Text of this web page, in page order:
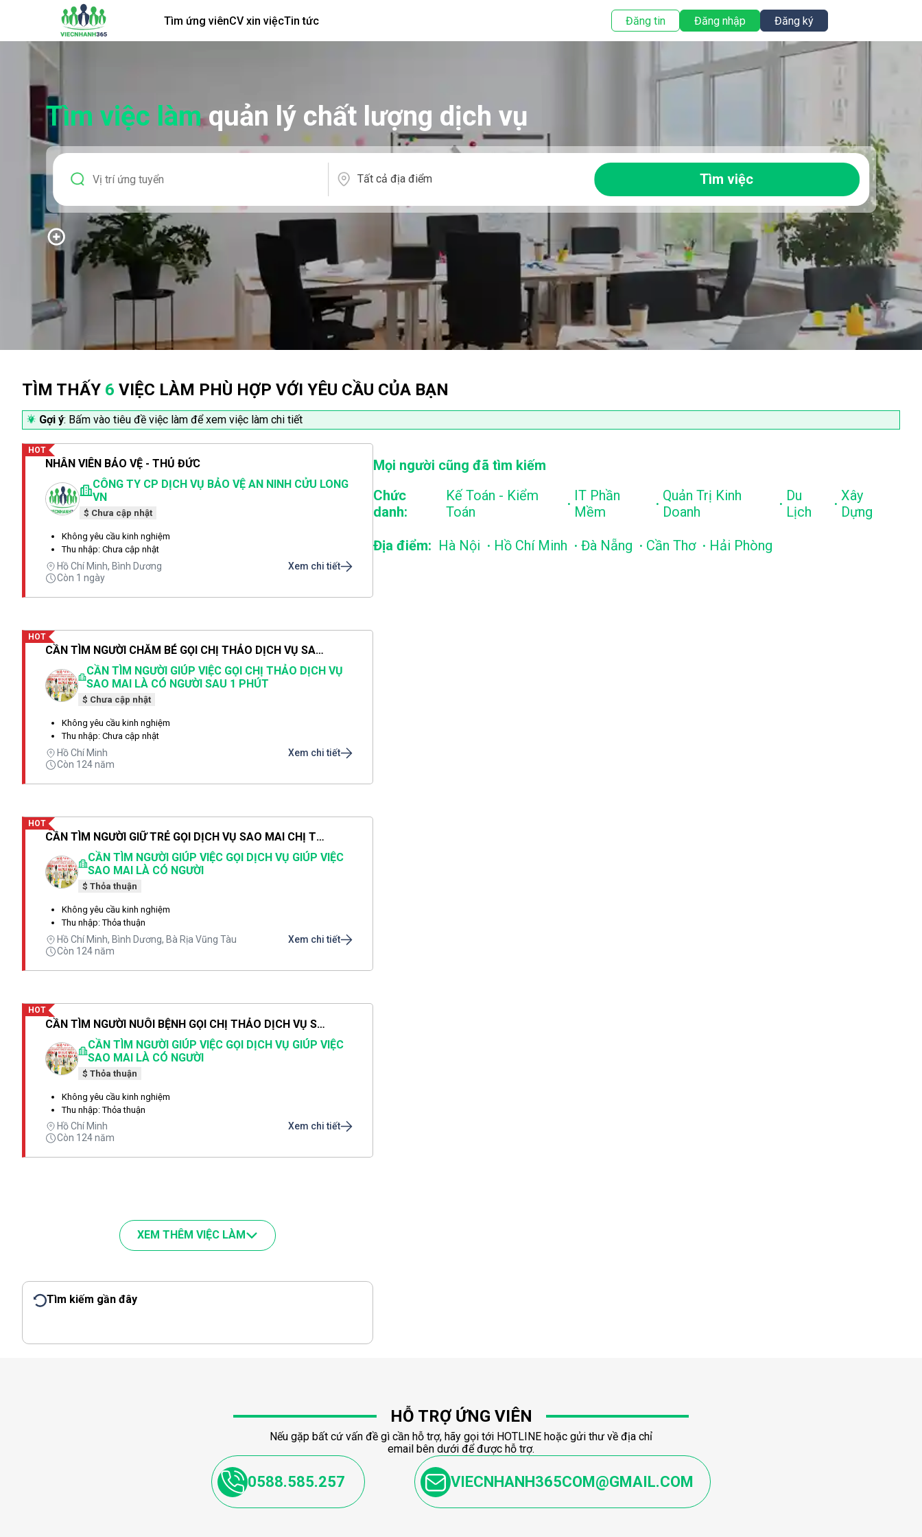
Tìm ứng viênCV xin việcTin tức Đăng tin Đăng nhập Đăng ký
Tìm việc làmquản lý chất lượng dịch vụ
Tất cả địa điểm Tìm việc
TÌM THẤY 6 VIỆC LÀM PHÙ HỢP VỚI YÊU CẦU CỦA BẠN
Gợi ý: Bấm vào tiêu đề việc làm để xem việc làm chi tiết
NHÂN VIÊN BẢO VỆ - THỦ ĐỨC
CÔNG TY CP DỊCH VỤ BẢO VỆ AN NINH CỬU LONG
VN
$ Chưa cập nhật
Không yêu cầu kinh nghiệm
Thu nhập: Chưa cập nhật
Hồ Chí Minh, Bình Dương
Còn 1 ngày
Xem chi tiết
HOT
CẦN TÌM NGƯỜI CHĂM BÉ GỌI CHỊ THẢO DỊCH VỤ SAO MAI LÀ CÓ NGƯỜI SAU 1 PHÚT
CẦN TÌM NGƯỜI GIÚP VIỆC GỌI CHỊ THẢO DỊCH VỤ
SAO MAI LÀ CÓ NGƯỜI SAU 1 PHÚT
$ Chưa cập nhật
Không yêu cầu kinh nghiệm
Thu nhập: Chưa cập nhật
Hồ Chí Minh
Còn 124 năm
Xem chi tiết
HOT
CẦN TÌM NGƯỜI GIỮ TRẺ GỌI DỊCH VỤ SAO MAI CHỊ THẢO LÀ CÓ NGƯỜI SAU 1 PHÚT
CẦN TÌM NGƯỜI GIÚP VIỆC GỌI DỊCH VỤ GIÚP VIỆC
SAO MAI LÀ CÓ NGƯỜI
$ Thỏa thuận
Không yêu cầu kinh nghiệm
Thu nhập: Thỏa thuận
Hồ Chí Minh, Bình Dương, Bà Rịa Vũng Tàu
Còn 124 năm
Xem chi tiết
HOT
CẦN TÌM NGƯỜI NUÔI BỆNH GỌI CHỊ THẢO DỊCH VỤ SAO MAI LÀ CÓ NGƯỜI SAU 1 PHÚT
CẦN TÌM NGƯỜI GIÚP VIỆC GỌI DỊCH VỤ GIÚP VIỆC
SAO MAI LÀ CÓ NGƯỜI
$ Thỏa thuận
Không yêu cầu kinh nghiệm
Thu nhập: Thỏa thuận
Hồ Chí Minh
Còn 124 năm
Xem chi tiết
HOT
XEM THÊM VIỆC LÀM
Tìm kiếm gần đây
Mọi người cũng đã tìm kiếm
Chức
danh:
Kế Toán - Kiểm
Toán
. IT Phần
Mềm
. Quản Trị Kinh
Doanh
. Du
Lịch
. Xây
Dựng
Địa điểm: Hà Nội . Hồ Chí Minh . Đà Nẵng . Cần Thơ . Hải Phòng
HỖ TRỢ ỨNG VIÊN
Nếu gặp bất cứ vấn đề gì cần hỗ trợ, hãy gọi tới HOTLINE hoặc gửi thư về địa chỉ
email bên dưới để được hỗ trợ.
0588.585.257 VIECNHANH365COM@GMAIL.COM